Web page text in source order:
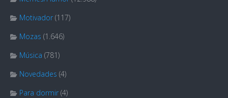
Motivador (117)
Mozas (1.646)
Música (781)
Novedades (4)
Para dormir (4)